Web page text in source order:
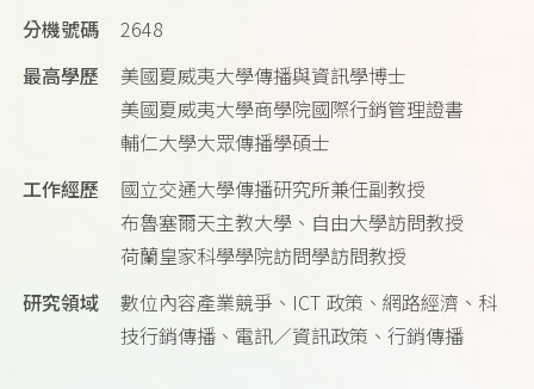
分機號碼 2648
最高學歷
美國夏威夷大學傳播與資訊學博士
美國夏威夷大學商學院國際行銷管理證書
輔仁大學大眾傳播學碩士
工作經歷
國立交通大學傳播研究所兼任副教授
布魯塞爾天主教大學、自由大學訪問教授
荷蘭皇家科學學院訪問學訪問教授
研究領域 數位內容產業競爭、ICT 政策、網路經濟、科
技行銷傳播、電訊／資訊政策、行銷傳播